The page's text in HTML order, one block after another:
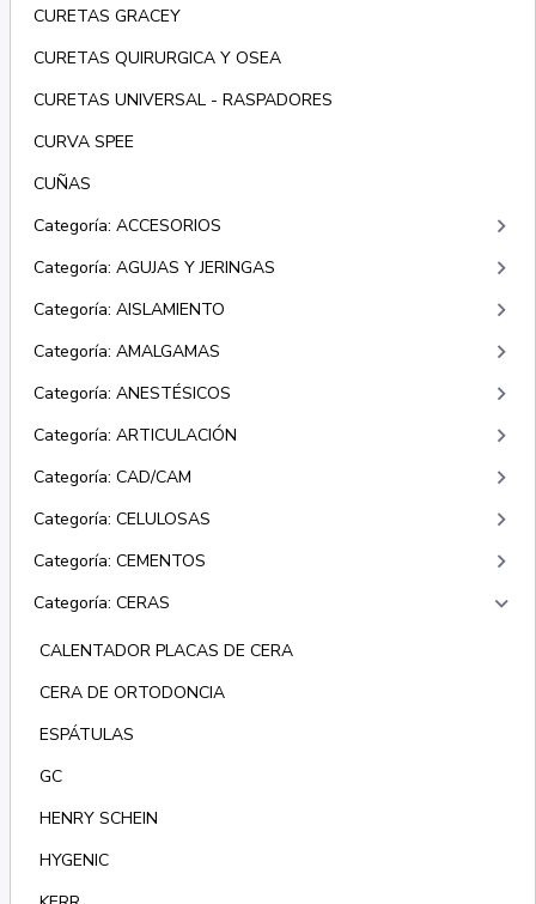
CURETAS GRACEY
CURETAS QUIRURGICA Y OSEA
CURETAS UNIVERSAL - RASPADORES
CURVA SPEE
CUÑAS
Categoría: ACCESORIOS
keyboard_arrow_right
Categoría: AGUJAS Y JERINGAS keyboard_arrow_right
Categoría: AISLAMIENTO keyboard_arrow_right
Categoría: AMALGAMAS keyboard_arrow_right
Categoría: ANESTÉSICOS keyboard_arrow_right
Categoría: ARTICULACIÓN keyboard_arrow_right
Categoría: CAD/CAM keyboard_arrow_right
Categoría: CELULOSAS keyboard_arrow_right
Categoría: CEMENTOS keyboard_arrow_right
Categoría: CERAS keyboard_arrow_right
CALENTADOR PLACAS DE CERA
CERA DE ORTODONCIA
ESPÁTULAS
GC
HENRY SCHEIN
HYGENIC